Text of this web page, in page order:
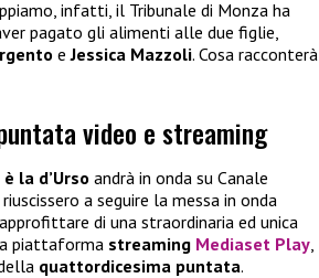
infatti, il Tribunale di Monza ha
pagato gli alimenti alle due figlie,
eJessica Mazzoli. Cosa racconterà
video e streaming
la d’Urso andrà in onda su Canale
a seguire la messa in onda
di una straordinaria ed unica
piattaforma streaming Mediaset Play
quattordicesima puntata.